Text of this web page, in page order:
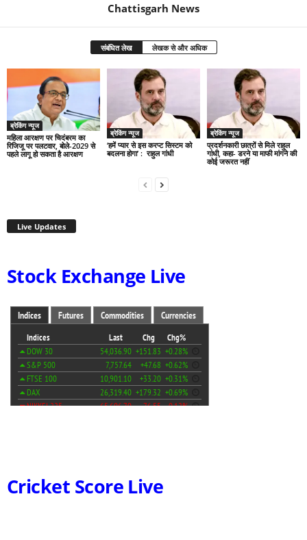
Chattisgarh News
संबंधित लेख लेखक से और अधिक
ब्रेकिंग न्यूज
महिला आरक्षण पर चिदंबरम का
रिजिजू पर पलटवार, बोले-2029 से
पहले लागू हो सकता है आरक्षण
ब्रेकिंग न्यूज
‘हमें प्यार से इस करप्ट सिस्टम को
बदलना होगा’ : राहुल गांधी
ब्रेकिंग न्यूज
प्रदर्शनकारी छात्रों से मिले राहुल
गांधी, कहा- डरने या माफी मांगने की
कोई जरूरत नहीं
Live Updates
Stock Exchange Live
Cricket Score Live